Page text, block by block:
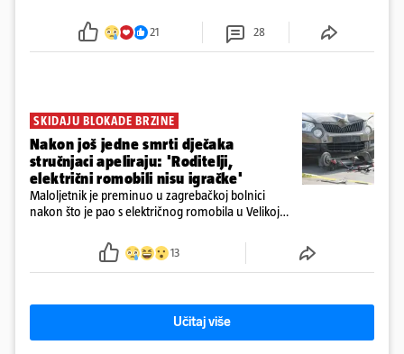
tamošnji liječnici ne vjeruju u oporavak: 'Imamo
21 28
SKIDAJU BLOKADE BRZINE
Nakon još jedne smrti dječaka
stručnjaci apeliraju: 'Roditelji,
električni romobili nisu igračke'
Maloljetnik je preminuo u zagrebačkoj bolnici
nakon što je pao s električnog romobila u Velikoj
13
Učitaj više